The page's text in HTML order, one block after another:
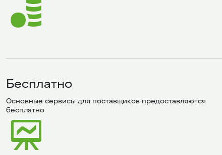
Бесплатно
Основные сервисы для поставщиков предоставляются
бесплатно